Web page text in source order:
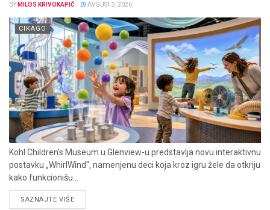
BY MILOS KRIVOKAPIĆ AVGUST 3, 2026
CIKAGO
Kohl Children’s Museum u Glenview-u predstavlja novu interaktivnu
postavku „WhirlWind“, namenjenu deci koja kroz igru žele da otkriju
kako funkcionišu...
SAZNAJTE VIŠEDETAILS